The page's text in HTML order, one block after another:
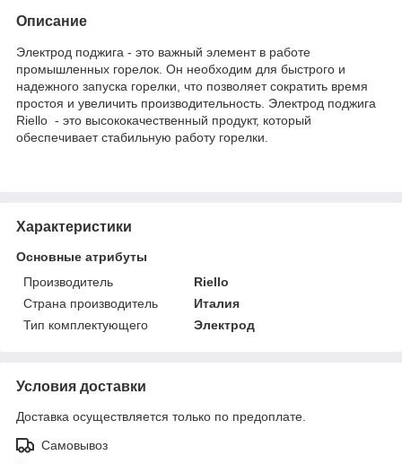
Описание
Электрод поджига - это важный элемент в работе
промышленных горелок. Он необходим для быстрого и
надежного запуска горелки, что позволяет сократить время
простоя и увеличить производительность. Электрод поджига
Riello - это высококачественный продукт, который
обеспечивает стабильную работу горелки.
Характеристики
Основные атрибуты
Производитель
Riello
Страна производитель
Италия
Тип комплектующего
Электрод
Условия доставки
Доставка осуществляется только по предоплате.
Самовывоз